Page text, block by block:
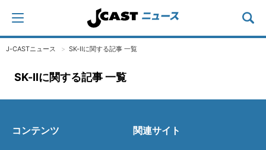
J-CASTニュース SK-IIに関する記事 一覧
SK-IIに関する記事 一覧
コンテンツ 関連サイト